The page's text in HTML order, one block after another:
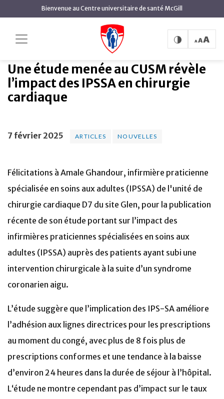
principal
Bienvenue au Centre universitaire de santé McGill
Articles
Une étude menée au CUSM
révèle l’impact des IPSSA en chirurgie cardiaque
Une étude menée au CUSM révèle
l’impact des IPSSA en chirurgie
cardiaque
7 février 2025 ARTICLES NOUVELLES
Félicitations à Amale Ghandour, infirmière praticienne
spécialisée en soins aux adultes (IPSSA) de l'unité de
chirurgie cardiaque D7 du site Glen, pour la publication
récente de son étude portant sur l’impact des
infirmières praticiennes spécialisées en soins aux
adultes (IPSSA) auprès des patients ayant subi une
intervention chirurgicale à la suite d’un syndrome
coronarien aigu.
L’étude suggère que l’implication des IPS-SA améliore
l’adhésion aux lignes directrices pour les prescriptions
au moment du congé, avec plus de 8 fois plus de
prescriptions conformes et une tendance à la baisse
d’environ 24 heures dans la durée de séjour à l’hôpital.
L‘étude ne montre cependant pas d’impact sur le taux